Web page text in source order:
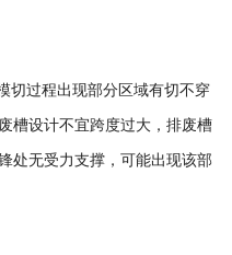
过程出现部分区域有切不穿
槽设计不宜跨度过大，排废槽
处无受力支撑，可能出现该部